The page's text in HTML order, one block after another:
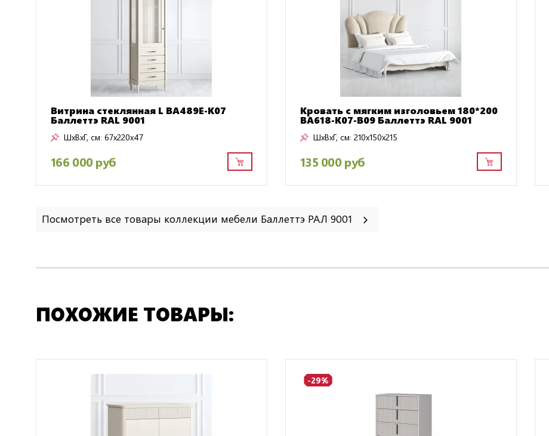
Витрина стеклянная L BA489E-K07
Баллеттэ RAL 9001
ШxВxГ, см: 67x220x47
166 000 руб
Кровать с мягким изголовьем 180*200
BA618-K07-B09 Баллеттэ RAL 9001
ШxВxГ, см: 210x150x215
135 000 руб
Посмотреть все товары коллекции мебели Баллеттэ РАЛ 9001
ПОХОЖИЕ ТОВАРЫ:
-29%